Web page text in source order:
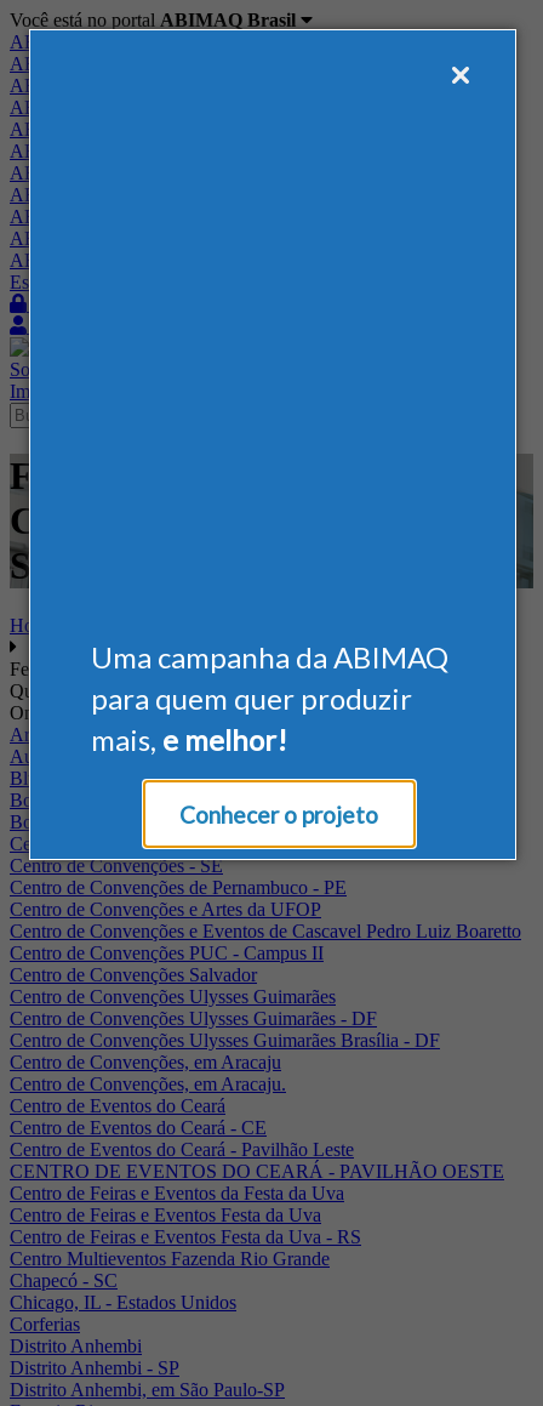
Uma campanha da ABIMAQ
para quem quer produzir
mais, e melhor!
Conhecer o projeto
Você está no portal ABIMAQ Brasil
ABIMAQ Brasil
ABIMAQ Minas Gerais
ABIMAQ Norte-Nordeste
ABIMAQ Paraná
ABIMAQ Piracicaba
ABIMAQ Ribeirão Preto
ABIMAQ Rio de Janeiro
ABIMAQ Rio Grande do Sul
ABIMAQ Santa Catarina
ABIMAQ São Paulo
ABIMAQ Vale do Paraíba
Escritório de Relações Governamentais
Sobre
Imprensa
Feiras - ExpoMag Convention
Center - Feira Nacional -
Saneamento
Home
Feiras
Quando
Onde
Arena Jaguariuna
Auditório Albano Franco - FIEPA
Blumenau - SC
BolognaFiere
Boulevard Olimpico - RJ
Centro Internacional de Convenções do Brasil, em Brasília
Centro de Convenções - SE
Centro de Convenções de Pernambuco - PE
Centro de Convenções e Artes da UFOP
Centro de Convenções e Eventos de Cascavel Pedro Luiz Boaretto
Centro de Convenções PUC - Campus II
Centro de Convenções Salvador
Centro de Convenções Ulysses Guimarães
Centro de Convenções Ulysses Guimarães - DF
Centro de Convenções Ulysses Guimarães Brasília - DF
Centro de Convenções, em Aracaju
Centro de Convenções, em Aracaju.
Centro de Eventos do Ceará
Centro de Eventos do Ceará - CE
Centro de Eventos do Ceará - Pavilhão Leste
CENTRO DE EVENTOS DO CEARÁ - PAVILHÃO OESTE
Centro de Feiras e Eventos da Festa da Uva
Centro de Feiras e Eventos Festa da Uva
Centro de Feiras e Eventos Festa da Uva - RS
Centro Multieventos Fazenda Rio Grande
Chapecó - SC
Chicago, IL - Estados Unidos
Corferias
Distrito Anhembi
Distrito Anhembi - SP
Distrito Anhembi, em São Paulo-SP